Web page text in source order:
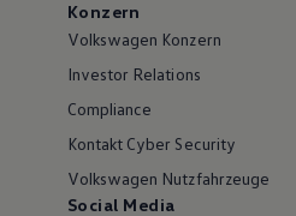
Konzern
Volkswagen Konzern
Investor Relations
Compliance
Kontakt Cyber Security
Volkswagen Nutzfahrzeuge
Social Media